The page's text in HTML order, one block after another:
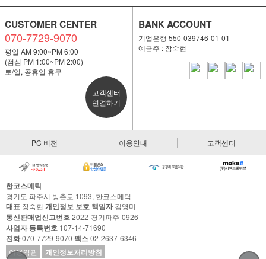
CUSTOMER CENTER
070-7729-9070
평일 AM 9:00~PM 6:00
(점심 PM 1:00~PM 2:00)
토/일, 공휴일 휴무
고객센터
연결하기
BANK ACCOUNT
기업은행 550-039746-01-01
예금주 : 장숙현
PC 버전 이용안내 고객센터
한코스메틱
경기도 파주시 방촌로 1093, 한코스메틱
대표 장숙현 개인정보 보호 책임자김영미
통신판매업신고번호2022-경기파주-0926
사업자 등록번호 107-14-71690
전화070-7729-9070 팩스02-2637-6346
이용약관
개인정보처리방침